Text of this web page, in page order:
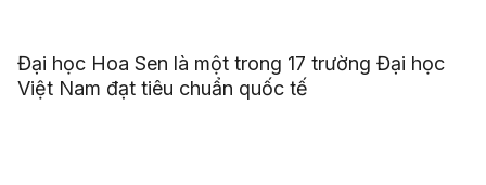
Đại học Hoa Sen là một trong 17 trường Đại học
Việt Nam đạt tiêu chuẩn quốc tế